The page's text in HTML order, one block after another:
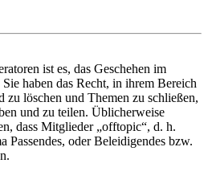
ist es, das Geschehen im
haben das Recht, in ihrem Bereich
zu löschen und Themen zu schließen,
und zu teilen. Üblicherweise
dass Mitglieder „offtopic“, d. h.
Passendes, oder Beleidigendes bzw.